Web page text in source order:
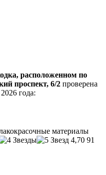
расположенном по
проспект, 6/2 проверена
года:
материалы
4,70 91